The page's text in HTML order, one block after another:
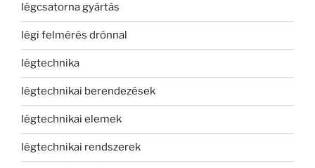
légcsatorna gyártás
légi felmérés drónnal
légtechnika
légtechnikai berendezések
légtechnikai elemek
légtechnikai rendszerek